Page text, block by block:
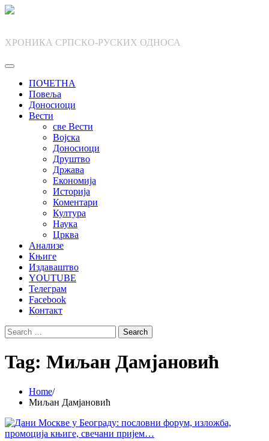
Skip
ХРОНИКА СРПСКО-РУСКИХ ОДНОСА
ПОЧЕТНА
Повеља
Доносиоци
Вести
све Вести
Војска
Доносиоци
Друштво
Држава
Економија
Историја
Коментари
Култура
Наука
Црква
Анализе
Књиге
Издаваштво
YOUTUBE
Телеграм
Facebook
Контакт
Search
for:
Tag: Миљан Дамјановић
Home
Миљан Дамјановић